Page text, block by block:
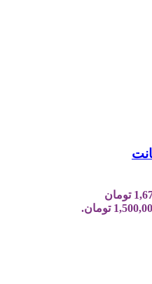
قیمت اصلی: 1,675,000 تومان